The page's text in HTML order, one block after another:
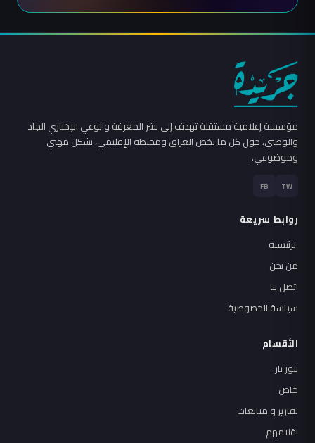
مؤسسة إعلامية مستقلة تهدف إلى نشر المعرفة والوعي الإخباري الجاد
والوطني، حول كل ما يخص العراق ومحيطه الإقليمي، بشكل مهني
وموضوعي.
TW
FB
روابط سريعة
الرئيسية
من نحن
اتصل بنا
سياسة الخصوصية
الأقسام
نيوز بار
خاص
تقارير و متابعات
اقلامهم